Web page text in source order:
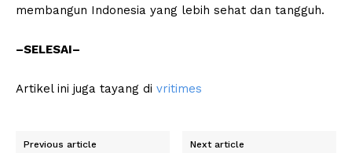
membangun Indonesia yang lebih sehat dan tangguh.
–SELESAI–
Artikel ini juga tayang di vritimes
Previous article Next article